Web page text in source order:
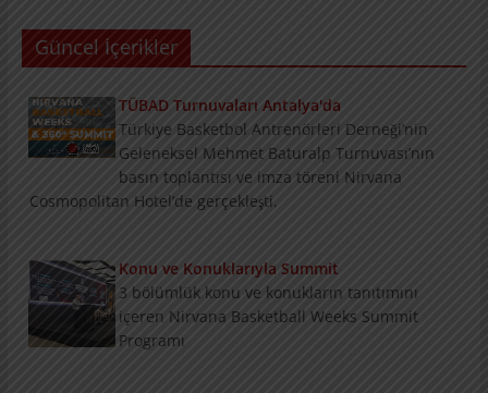
Güncel İçerikler
TÜBAD Turnuvaları Antalya'da
Türkiye Basketbol Antrenörleri Derneği’nin
Geleneksel Mehmet Baturalp Turnuvası’nın
basın toplantısı ve imza töreni Nirvana
Cosmopolitan Hotel’de gerçekleşti.
içeren Nirvana Basketball Weeks Summit
Programı